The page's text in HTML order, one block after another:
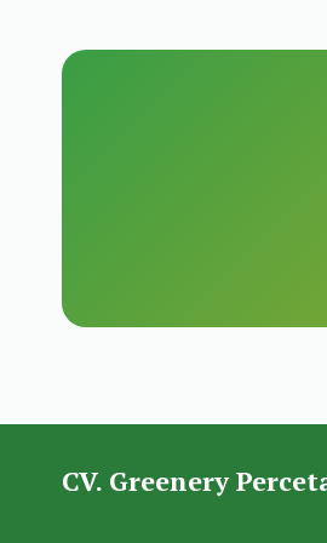
CV. Greenery